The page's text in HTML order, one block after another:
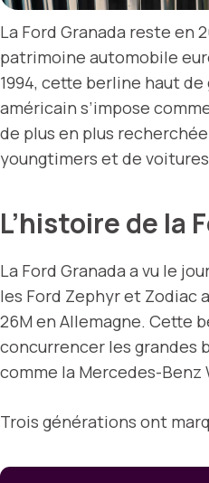
La Ford Granada reste en
patrimoine automobile
1994, cette berline haut
américain s’impose
de plus en plus
youngtimers et de
L’histoire de la
La Ford Granada a vu le
les Ford Zephyr et Zodiac
26M en Allemagne. Cette
concurrencer les grandes
comme la Mercedes-Benz
Trois générations ont